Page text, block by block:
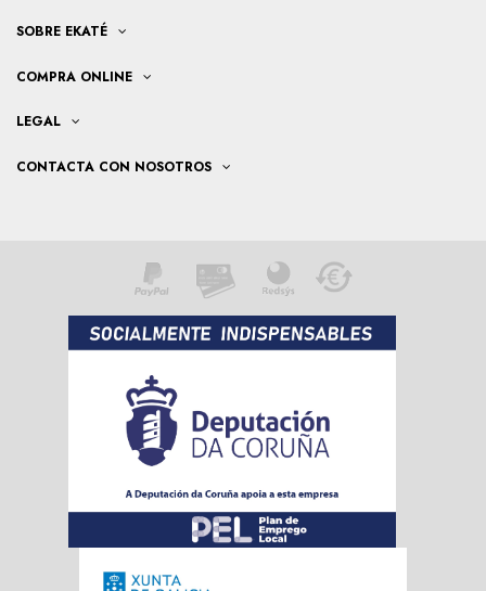
SOBRE EKATÉ
COMPRA ONLINE
LEGAL
CONTACTA CON NOSOTROS